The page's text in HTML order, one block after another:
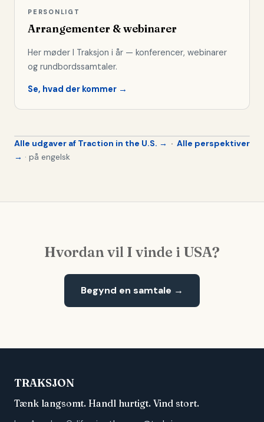
PERSONLIGT
Arrangementer & webinarer
Her møder I Traksjon i år — konferencer, webinarer
og rundbordssamtaler.
Se, hvad der kommer →
Alle udgaver af Traction in the U.S. → · Alle perspektiver
→ · på engelsk
Hvordan vil I vinde i USA?
Begynd en samtale →
TRAKSJON
Tænk langsomt. Handl hurtigt. Vind stort.